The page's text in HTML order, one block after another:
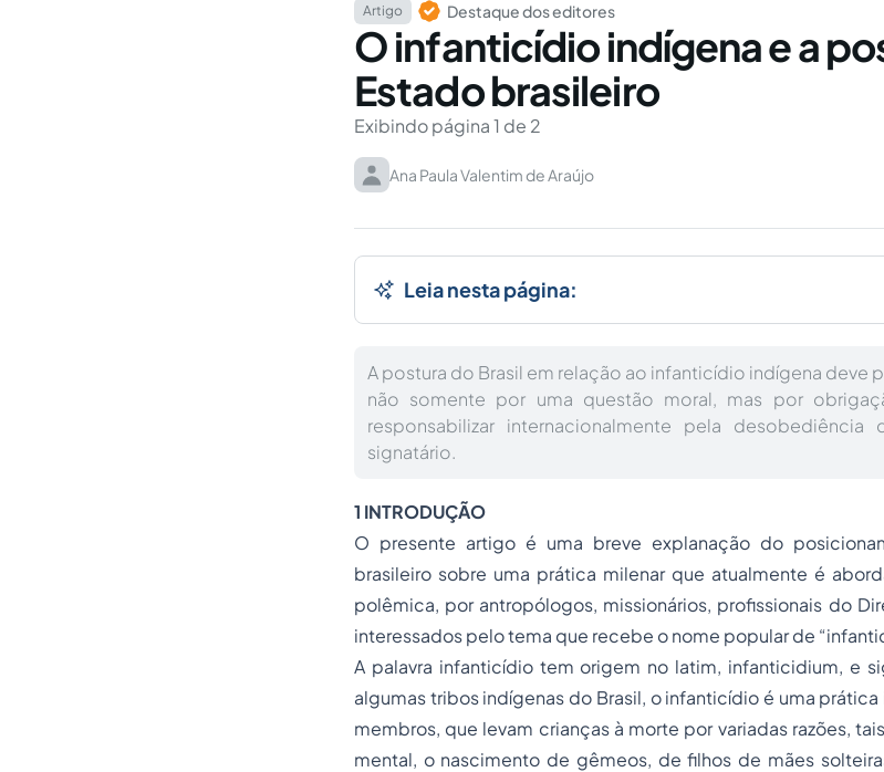
Artigo Destaque dos editores
O infanticídio indígena e a
Estado brasileiro
Exibindo página 1 de 2
Ana Paula Valentim de Araújo
Leia nesta página:
A postura do Brasil em relação ao infanticídio indígena deve
não somente por uma questão moral, mas por
responsabilizar internacionalmente pela
signatário.
1 INTRODUÇÃO
O presente artigo é uma breve explanação do
brasileiro sobre uma prática milenar que atualmente é
polêmica, por antropólogos, missionários, profissionais do
interessados pelo tema que recebe o nome popular de
A palavra infanticídio tem origem no latim, infanticidium, e
algumas tribos indígenas do Brasil, o infanticídio é uma
membros, que levam crianças à morte por variadas razões,
mental, o nascimento de gêmeos, de filhos de mães